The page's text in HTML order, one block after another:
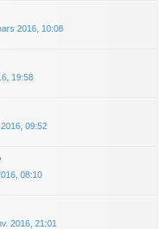
2016, 10:08
19:58
09:52
08:10
2016, 21:01